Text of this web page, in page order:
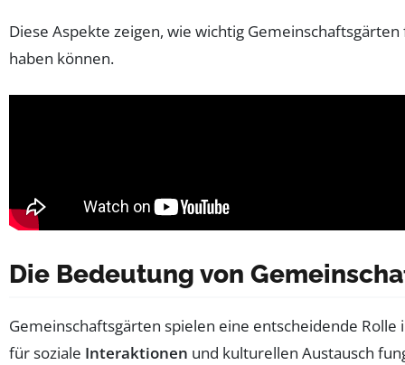
Diese Aspekte zeigen, wie wichtig
haben können.
Die Bedeutung von
Gemeinschaftsgärten spielen eine entscheidende
für soziale Interaktionen und kulturellen Austausch